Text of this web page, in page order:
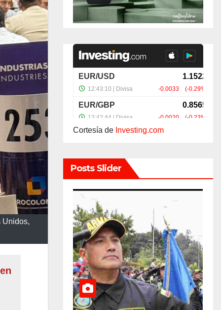
Unidos,
Cortesía de Investing.com
Posts Slider